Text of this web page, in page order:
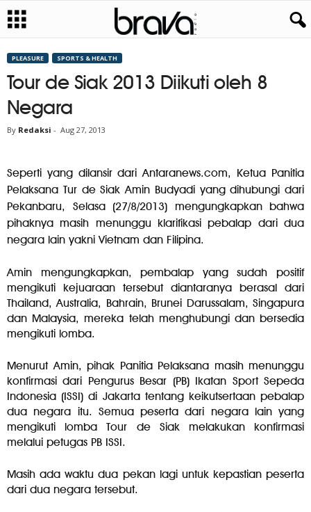
PLEASURE SPORTS & HEALTH
Tour de Siak 2013 Diikuti oleh 8
Negara
By Redaksi - Aug 27, 2013
Seperti yang dilansir dari Antaranews.com, Ketua Panitia
Pelaksana Tur de Siak Amin Budyadi yang dihubungi dari
Pekanbaru, Selasa (27/8/2013) mengungkapkan bahwa
pihaknya masih menunggu klarifikasi pebalap dari dua
negara lain yakni Vietnam dan Filipina.
Amin mengungkapkan, pembalap yang sudah positif
mengikuti kejuaraan tersebut diantaranya berasal dari
Thailand, Australia, Bahrain, Brunei Darussalam, Singapura
dan Malaysia, mereka telah menghubungi dan bersedia
mengikuti lomba.
Menurut Amin, pihak Panitia Pelaksana masih menunggu
konfirmasi dari Pengurus Besar (PB) Ikatan Sport Sepeda
Indonesia (ISSI) di Jakarta tentang keikutsertaan pebalap
dua negara itu. Semua peserta dari negara lain yang
mengikuti lomba Tour de Siak melakukan konfirmasi
melalui petugas PB ISSI.
Masih ada waktu dua pekan lagi untuk kepastian peserta
dari dua negara tersebut.